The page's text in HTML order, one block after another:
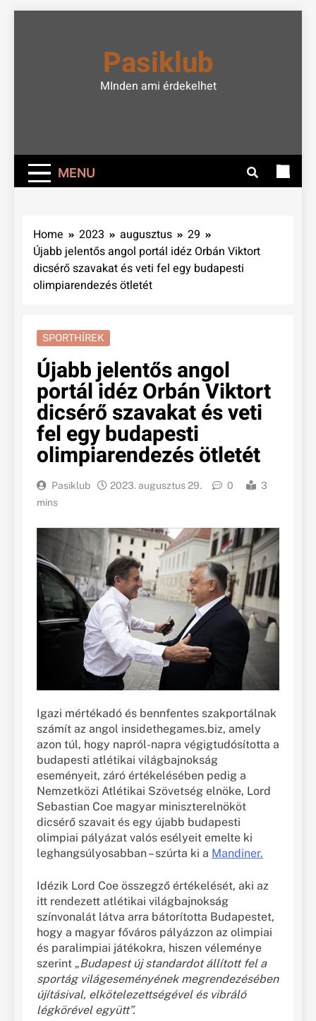
Pasiklub
MInden ami érdekelhet
MENU
Home 2023 augusztus
29
Újabb jelentős angol portál idéz Orbán Viktort
dicsérő szavakat és veti fel egy budapesti
olimpiarendezés ötletét
SPORTHÍREK
Újabb jelentős angol
portál idéz Orbán Viktort
dicsérő szavakat és veti
fel egy budapesti
olimpiarendezés ötletét
Pasiklub 2023. augusztus 29. 0
3
mins
Igazi mértékadó és bennfentes szakportálnak
számít az angol insidethegames.biz, amely
azon túl, hogy napról-napra végigtudósította a
budapesti atlétikai világbajnokság
eseményeit, záró értékelésében pedig a
Nemzetközi Atlétikai Szövetség elnöke, Lord
Sebastian Coe magyar miniszterelnököt
dicsérő szavait és egy újabb budapesti
olimpiai pályázat valós esélyeit emelte ki
leghangsúlyosabban – szúrta ki a Mandiner.
Idézik Lord Coe összegző értékelését, aki az
itt rendezett atlétikai világbajnokság
színvonalát látva arra bátorította Budapestet,
hogy a magyar főváros pályázzon az olimpiai
és paralimpiai játékokra, hiszen véleménye
szerint „Budapest új standardot állított fel a
sportág világeseményének megrendezésében
újításival, elkötelezettségével és vibráló
légkörével együtt”.